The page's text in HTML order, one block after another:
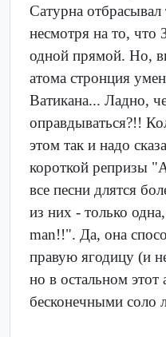
Сатурна
несмотря на то, что
одной прямой. Но,
атома стронция
Ватикана... Ладно,
оправдываться?!!
этом так и надо
короткой репризы
все песни длятся
из них - только
man!!". Да, она
правую ягодицу (и
но в остальном
бесконечными соло